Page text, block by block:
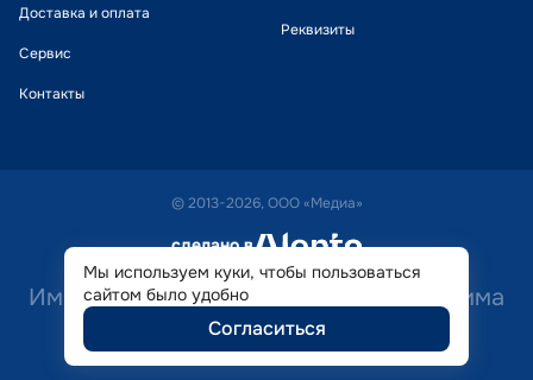
Доставка и оплата
Сервис
Контакты
Реквизиты
© 2013-2026, ООО «Медиа»
сделано в alente
Имеются противопоказания. Необходима
консультация специалиста.
Мы используем куки, чтобы пользоваться
сайтом было удобно
Согласиться